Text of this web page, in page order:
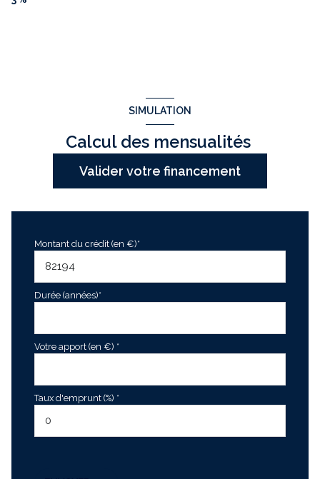
SIMULATION
Calcul des mensualités
Valider votre financement
Montant du crédit (en €)*
Durée (années)*
Votre apport (en €) *
Taux d'emprunt (%) *